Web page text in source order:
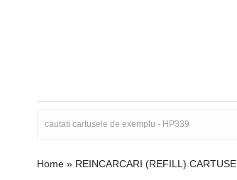
Home » REINCARCARI (REFILL) CARTUSE